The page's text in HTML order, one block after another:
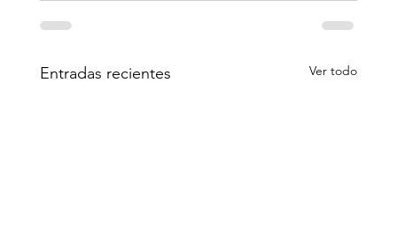
Entradas recientes Ver todo